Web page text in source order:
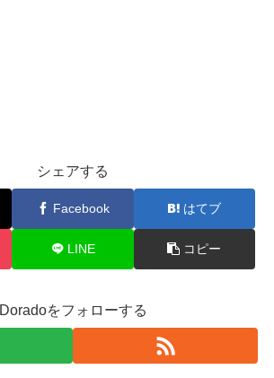
シェアする
Facebook はてブ
LINE コピー
Doradoをフォローする